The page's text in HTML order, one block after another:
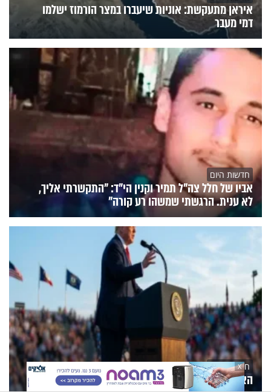
איראן מתעקשת: אוניות שיעברו במצר הורמוז ישלמו
דמי מעבר
חדשות היום
אביו של חלל צה"ל תמיר וקנין הי"ד: "התקשרתי אליך,
לא ענית. הרגשתי שמשהו רע קורה"
חדשות היום
האיראנים לועגים לטראמפ: "דיפלומטיה של תיאטרון"
X